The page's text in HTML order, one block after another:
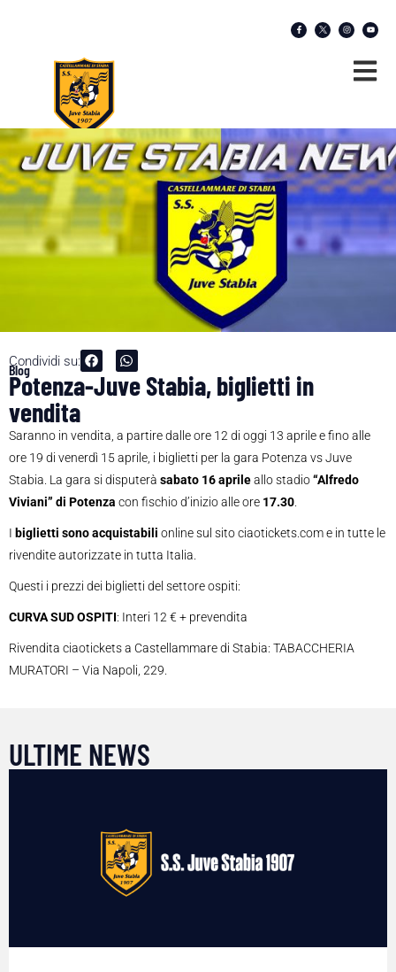
Condividi su:
Blog
Potenza-Juve Stabia, biglietti in
vendita
Saranno in vendita, a partire dalle ore 12 di oggi 13 aprile e fino alle
ore 19 di venerdì 15 aprile, i biglietti per la gara Potenza vs Juve
Stabia. La gara si disputerà sabato 16 aprileallo stadio“Alfredo
Viviani” di Potenza con fischio d’inizio alle ore 17.30
I biglietti sono acquistabili online sul sito ciaotickets.com e in tutte le
rivendite autorizzate in tutta Italia.
Questi i prezzi dei biglietti del settore ospiti:
CURVA SUD OSPITI: Interi 12 € + prevendita
Rivendita ciaotickets a Castellammare di Stabia: TABACCHERIA
MURATORI – Via Napoli, 229.
ULTIME NEWS